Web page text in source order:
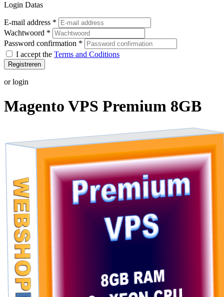
Login Datas
E-mail address *
Wachtwoord *
Password confirmation *
I accept the Terms and Coditions
Registreren
or login
Magento VPS Premium 8GB